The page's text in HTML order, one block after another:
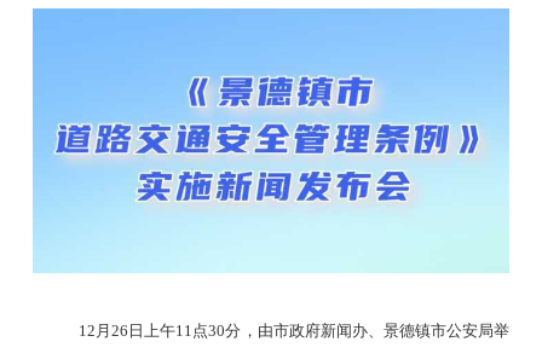
12 月26 日上午11点30分，由市政府新闻办、景德镇市公安局举